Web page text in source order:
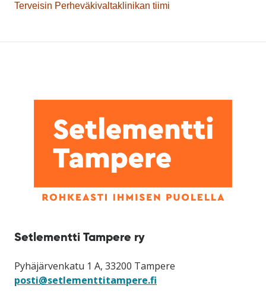
Terveisin Perheväkivaltaklinikan tiimi
Setlementti Tampere ry
Pyhäjärvenkatu 1 A, 33200 Tampere
posti@setlementtitampere.fi